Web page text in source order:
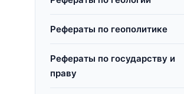
Рефераты по геополитике
Рефераты по государству и
праву